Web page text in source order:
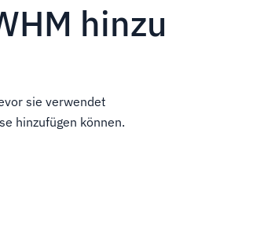
hinzu
sie verwendet
hinzufügen können.